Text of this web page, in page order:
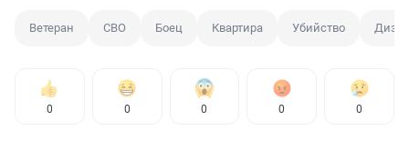
Ветеран СВО Боец Квартира Убийство
0 0 0 0 0